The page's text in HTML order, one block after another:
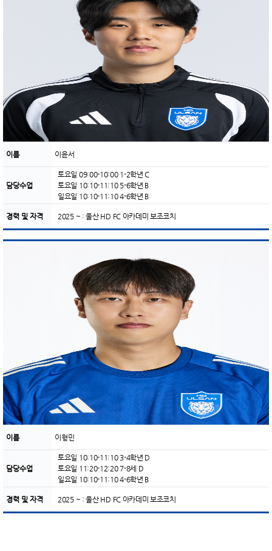
이름 이윤서
담당수업
토요일 09:00-10:00 1-2학년 C
토요일 10:10-11:10 5-6학년 B
일요일 10:10-11:10 4-6학년 B
경력 및 자격 2025 ~ : 울산 HD FC 아카데미 보조코치
이름 이형민
담당수업
토요일 10:10-11:10 3-4학년 D
토요일 11:20-12:20 7-8세 D
일요일 10:10-11:10 4-6학년 B
경력 및 자격 2025 ~ : 울산 HD FC 아카데미 보조코치